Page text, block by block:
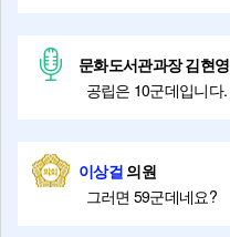
문화도서관과장 김현영
공립은 10군데입니다.
이상걸의원
그러면 59군데네요?